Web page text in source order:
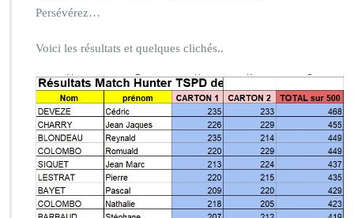
Persévérez…
Voici les résultats et quelques clichés..